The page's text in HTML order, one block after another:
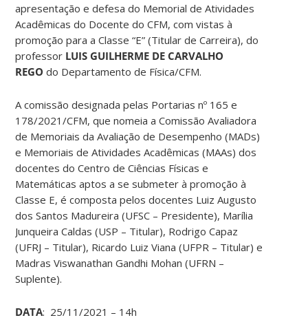
apresentação e defesa do Memorial de Atividades
Acadêmicas do Docente do CFM, com vistas à
promoção para a Classe “E” (Titular de Carreira), do
professor LUIS GUILHERME DE CARVALHO
REGO do Departamento de Física/CFM.
A comissão designada pelas Portarias nº 165 e
178/2021/CFM, que nomeia a Comissão Avaliadora
de Memoriais da Avaliação de Desempenho (MADs)
e Memoriais de Atividades Acadêmicas (MAAs) dos
docentes do Centro de Ciências Físicas e
Matemáticas aptos a se submeter à promoção à
Classe E, é composta pelos docentes Luiz Augusto
dos Santos Madureira (UFSC – Presidente), Marília
Junqueira Caldas (USP – Titular), Rodrigo Capaz
(UFRJ – Titular), Ricardo Luiz Viana (UFPR – Titular) e
Madras Viswanathan Gandhi Mohan (UFRN –
Suplente).
DATA: 25/11/2021 – 14h